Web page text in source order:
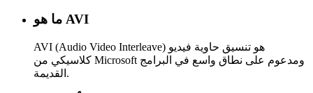
ما هو AVI
AVI (Audio Video Interleave) هو تنسيق حاوية فيديو
كلاسيكي من Microsoft ومدعوم على نطاق واسع في البرامج
القديمة.